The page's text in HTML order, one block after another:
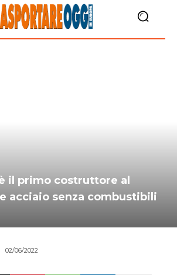
il primo costruttore al
acciaio senza combustibili
02/06/2022